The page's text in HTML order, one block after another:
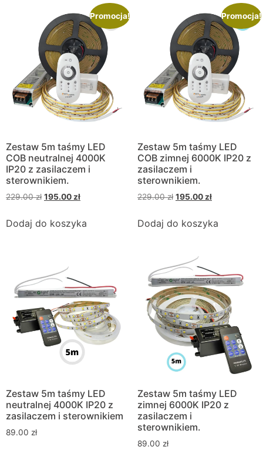
Promocja!
Zestaw 5m taśmy LED
COB neutralnej 4000K
IP20 z zasilaczem i
sterownikiem.
229.00zł 195.00 zł
Dodaj do koszyka
Promocja!
Zestaw 5m taśmy LED
COB zimnej 6000K IP20 z
zasilaczem i
sterownikiem.
229.00zł 195.00 zł
Dodaj do koszyka
Zestaw 5m taśmy LED
neutralnej 4000K IP20 z
zasilaczem i sterownikiem
89.00 zł
Zestaw 5m taśmy LED
zimnej 6000K IP20 z
zasilaczem i
sterownikiem.
89.00 zł